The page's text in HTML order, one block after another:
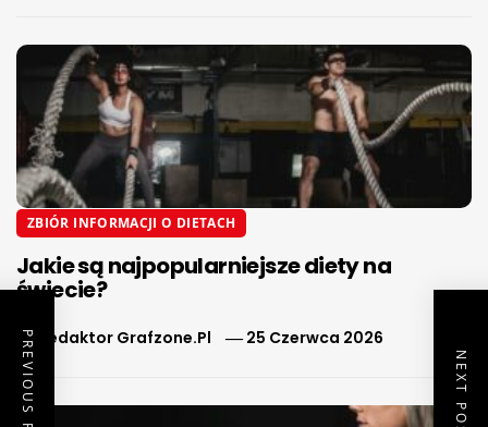
ZBIÓR INFORMACJI O DIETACH
Jakie są najpopularniejsze diety na
świecie?
By Redaktor Grafzone.pl 25 Czerwca 2026
PREVIOUS POST NEXT POST